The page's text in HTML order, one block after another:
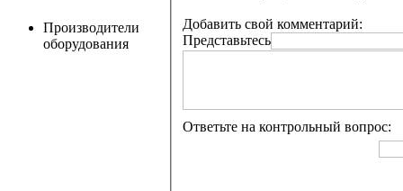
Производители
оборудования
Добавить свой комментарий:
Представьтесь
Ответьте на контрольный вопрос: